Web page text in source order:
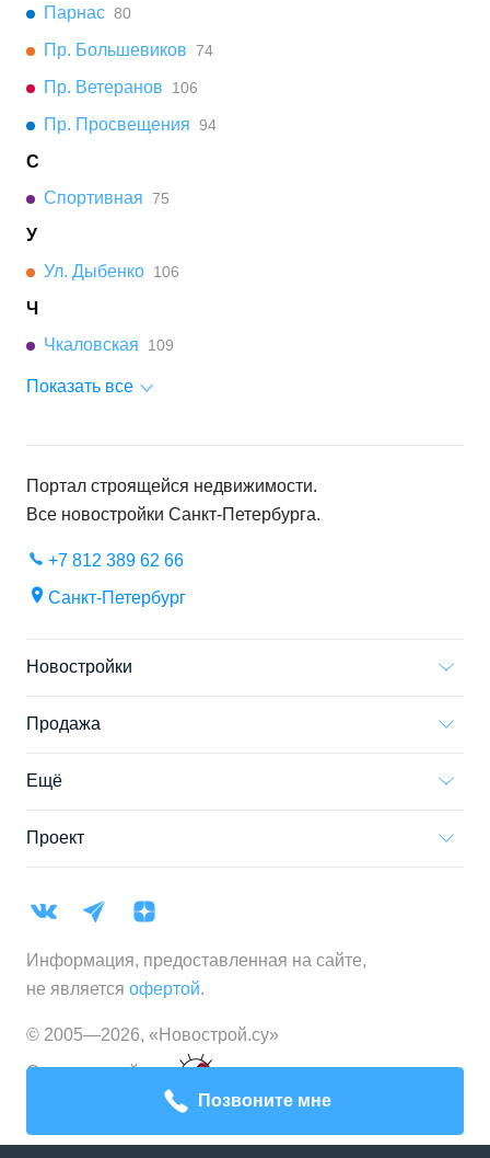
Позвоните мне
Парнас 80
Пр. Большевиков 74
Пр. Ветеранов 106
Пр. Просвещения 94
С
Спортивная 75
У
Ул. Дыбенко 106
Ч
Чкаловская
109
Показать все
Портал строящейся недвижимости.
Все новостройки Санкт-Петербурга.
+7 812 389 62 66
Санкт-Петербург
Новостройки
Продажа
Ещё
Проект
Информация, предоставленная на сайте,
не является офертой.
© 2005—2026, «Новострой.су»
Создание сайта